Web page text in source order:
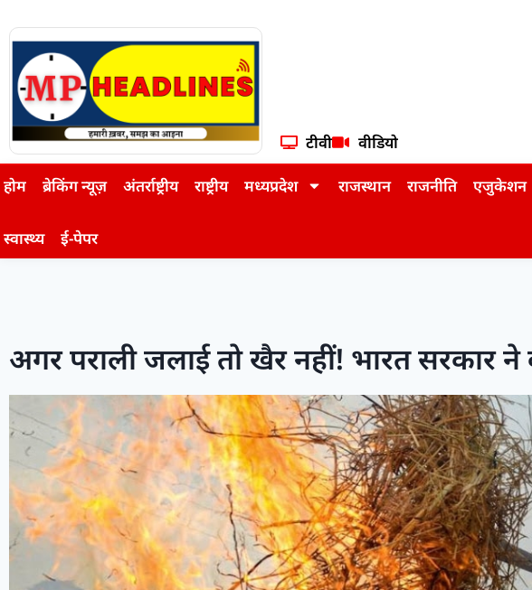
टीवी वीडियो
होम ब्रेकिंग न्यूज़ अंतर्राष्ट्रीय राष्ट्रीय मध्यप्रदेश राजस्थान राजनीति एजुकेशन
स्वास्थ्य ई-पेपर
अगर पराली जलाई तो खैर नहीं! भारत सरकार